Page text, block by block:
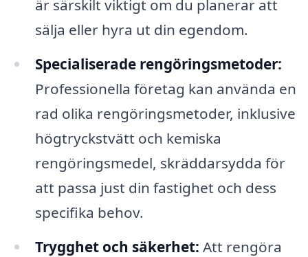
är särskilt viktigt om du planerar att
sälja eller hyra ut din egendom.
Specialiserade rengöringsmetoder:
Professionella företag kan använda en
rad olika rengöringsmetoder, inklusive
högtryckstvätt och kemiska
rengöringsmedel, skräddarsydda för
att passa just din fastighet och dess
specifika behov.
Trygghet och säkerhet: Att rengöra